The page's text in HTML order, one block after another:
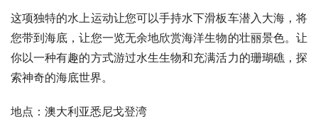
这项独特的水上运动让您可以手持水下滑板车潜入大海，将
您带到海底，让您一览无余地欣赏海洋生物的壮丽景色。让
你以一种有趣的方式游过水生生物和充满活力的珊瑚礁，探
索神奇的海底世界。
地点：澳大利亚悉尼戈登湾